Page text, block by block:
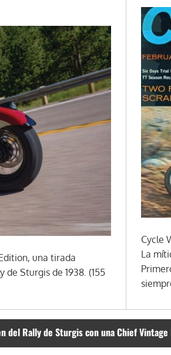
una tirada
Sturgis de 1938. (155
Cycle
La
del Rally de Sturgis con una Chief